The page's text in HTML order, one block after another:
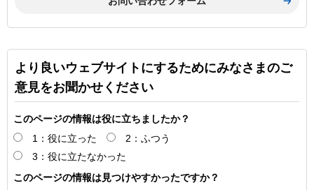
より良いウェブサイトにするためにみなさまのご
意見をお聞かせください
このページの情報は役に立ちましたか？
1：役に立った
2：ふつう
3：役に立たなかった
このページの情報は見つけやすかったですか？